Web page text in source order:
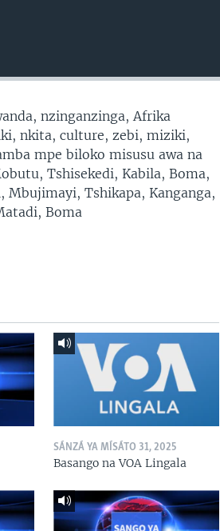
nzinganzinga, Afrika
nkita, culture, zebi, miziki,
mpe biloko misusu awa na
Tshisekedi, Kabila, Boma,
Mbujimayi, Tshikapa, Kanganga,
Boma
SÁNZÁ YA MÍSÁTO 31, 2025
Basango na VOA Lingala